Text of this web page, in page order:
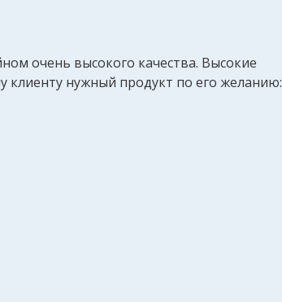
очень высокого качества. Высокие
клиенту нужный продукт по его желанию: